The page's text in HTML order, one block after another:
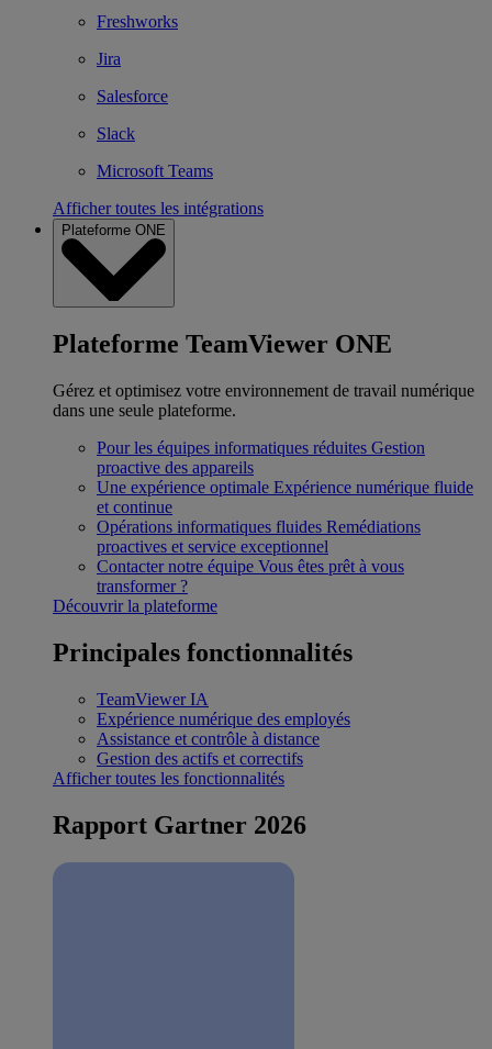
Freshworks
Jira
Salesforce
Slack
Microsoft Teams
Afficher toutes les intégrations
Plateforme ONE
Plateforme TeamViewer ONE
Gérez et optimisez votre environnement de travail numérique
dans une seule plateforme.
Pour les équipes informatiques réduites Gestion
proactive des appareils
Une expérience optimale Expérience numérique fluide
et continue
Opérations informatiques fluides Remédiations
proactives et service exceptionnel
Contacter notre équipe Vous êtes prêt à vous
transformer ?
Découvrir la plateforme
Principales fonctionnalités
TeamViewer IA
Expérience numérique des employés
Assistance et contrôle à distance
Gestion des actifs et correctifs
Afficher toutes les fonctionnalités
Rapport Gartner 2026